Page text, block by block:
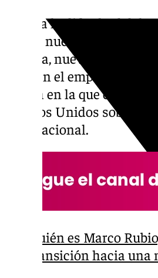
«Pese a la dificultad del
firmes nuestras
energía, nuevas
cejar en el empeño.
misiva en la que
Estados Unidos sobre
internacional.
Quién es Marco
transición hacia una